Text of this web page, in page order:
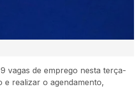
vagas de emprego nesta terça-
e realizar o agendamento,